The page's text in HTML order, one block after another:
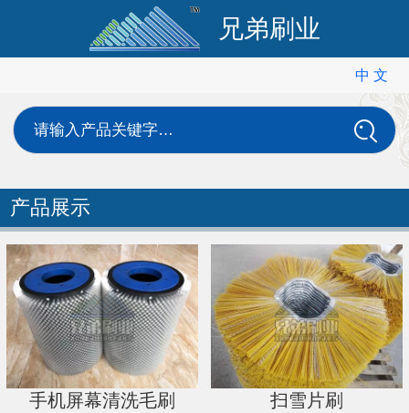
兄弟刷业
中 文
中 文
English
请输入产品关键字…
产品展示
手机屏幕清洗毛刷 扫雪片刷